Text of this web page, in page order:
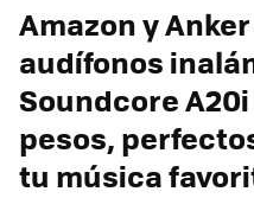
Amazon y
audífonos
Soundcore
pesos,
tu música